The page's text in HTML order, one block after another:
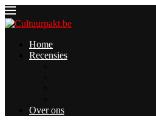
Home
Recensies
Over ons